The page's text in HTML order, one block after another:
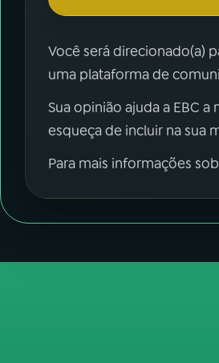
Você será direcionado(a)
uma plataforma de
Sua opinião ajuda a EBC
esqueça de incluir na sua
Para mais informações